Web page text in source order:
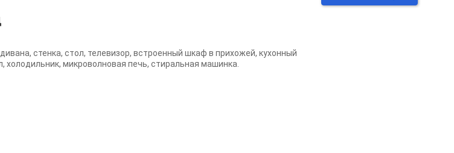
стенка, стол, телевизор, встроенный шкаф в прихожей, кухонный
холодильник, микроволновая печь, стиральная машинка.